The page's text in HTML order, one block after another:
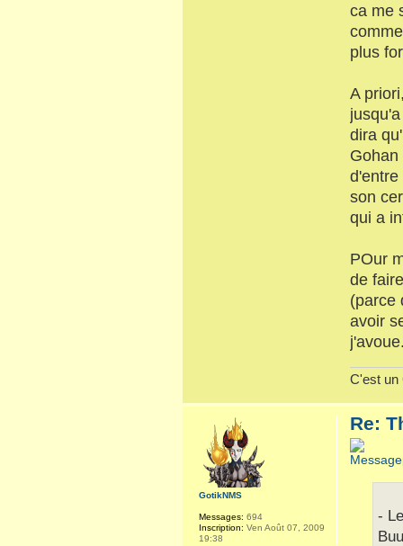
ca me
plus
A
dira
d'entre
son
qui a
POur
de
(parce
avoir
C'est un
Re:
-
GotikNMS
Messages: 694
Inscription: Ven Août 07, 2009
19:38